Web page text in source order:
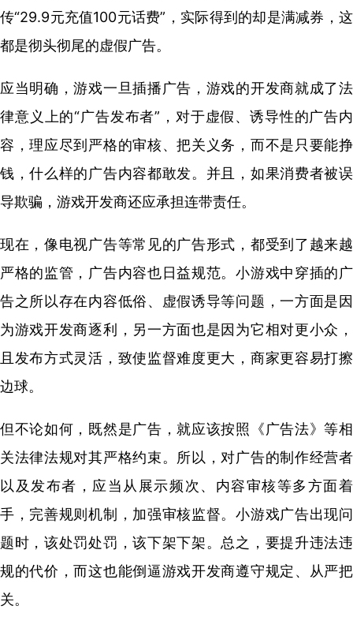
传“29.9元充值100元话费”，实际得到的却是满减券，这
都是彻头彻尾的虚假广告。
应当明确，游戏一旦插播广告，游戏的开发商就成了法
律意义上的“广告发布者”，对于虚假、诱导性的广告内
容，理应尽到严格的审核、把关义务，而不是只要能挣
钱，什么样的广告内容都敢发。并且，如果消费者被误
导欺骗，游戏开发商还应承担连带责任。
现在，像电视广告等常见的广告形式，都受到了越来越
严格的监管，广告内容也日益规范。小游戏中穿插的广
告之所以存在内容低俗、虚假诱导等问题，一方面是因
为游戏开发商逐利，另一方面也是因为它相对更小众，
且发布方式灵活，致使监督难度更大，商家更容易打擦
边球。
但不论如何，既然是广告，就应该按照《广告法》等相
关法律法规对其严格约束。所以，对广告的制作经营者
以及发布者，应当从展示频次、内容审核等多方面着
手，完善规则机制，加强审核监督。小游戏广告出现问
题时，该处罚处罚，该下架下架。总之，要提升违法违
规的代价，而这也能倒逼游戏开发商遵守规定、从严把
关。